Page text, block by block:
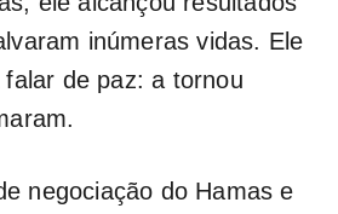
inúmeras vidas. Ele
de paz: a tornou
negociação do Hamas e